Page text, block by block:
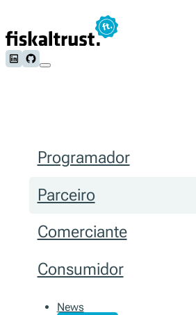
Follow us on LinkedIn
Follow us on Github
Programador
Parceiro
Comerciante
Consumidor
News